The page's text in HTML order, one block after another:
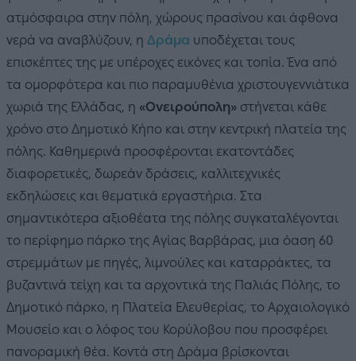
ατμόσφαιρα στην πόλη, χώρους πρασίνου και άφθονα
νερά να αναβλύζουν, η Δράμα υποδέχεται τους
επισκέπτες της με υπέροχες εικόνες και τοπία. Ένα από
τα ομορφότερα και πιο παραμυθένια χριστουγεννιάτικα
χωριά της Ελλάδας, η «Ονειρούπολη» στήνεται κάθε
χρόνο στο Δημοτικό Κήπο και στην κεντρική πλατεία της
πόλης. Καθημερινά προσφέρονται εκατοντάδες
διαφορετικές, δωρεάν δράσεις, καλλιτεχνικές
εκδηλώσεις και θεματικά εργαστήρια. Στα
σημαντικότερα αξιοθέατα της πόλης συγκαταλέγονται
το περίφημο πάρκο της Αγίας Βαρβάρας, μια όαση 60
στρεμμάτων με πηγές, λιμνούλες και καταρράκτες, τα
βυζαντινά τείχη και τα αρχοντικά της Παλιάς Πόλης, το
Δημοτικό πάρκο, η Πλατεία Ελευθερίας, το Αρχαιολογικό
Μουσείο και ο λόφος του Κορύλοβου που προσφέρει
πανοραμική θέα. Κοντά στη Δράμα βρίσκονται